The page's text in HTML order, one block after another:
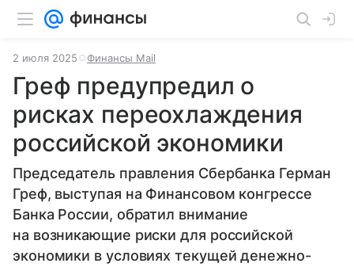
2 июля 2025 Финансы Mail
Греф предупредил о
рисках переохлаждения
российской экономики
Председатель правления Сбербанка Герман
Греф, выступая на Финансовом конгрессе
Банка России, обратил внимание
на возникающие риски для российской
экономики в условиях текущей денежно-